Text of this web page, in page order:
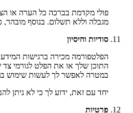
פולי מקדמת בברכה כל הערה או
מגבלה וללא תשלום. בנוסף מובהר,
סודיות וחיסיון
הפלטפורמה מכירה ברגישות
התוכן שלך או את הפלט לגורמי
במטרה לאפשר לך לעשות שימוש
יחד עם זאת, ידוע לך כי לא ניתן
פרטיות